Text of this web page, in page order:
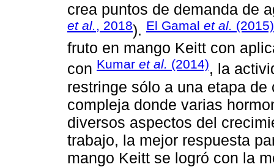
crea puntos de demanda de
et al., 2018). El Gamal et al. (2015)
fruto en mango Keitt con
con Kumar et al. (2014), la
restringe sólo a una etapa
compleja donde varias
diversos aspectos del
trabajo, la mejor respuesta
mango Keitt se logró con la